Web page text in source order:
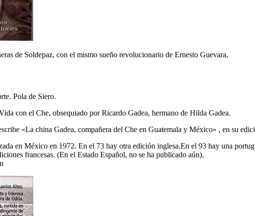
de Soldepaz, con el mismo sueño revolucionario de Ernesto Guevara,
Pola de Siero.
con el Che, obsequiado por Ricardo Gadea, hermano de Hilda Gadea.
«La china Gadea, compañera del Che en Guatemala y México» , en su
en México en 1972. En el 73 hay otra edición inglesa.En el 93 hay una
francesas. (En el Estado Español, no se ha publicado aún).